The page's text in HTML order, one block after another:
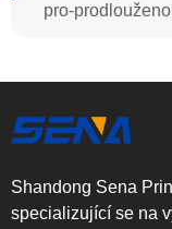
pro-
Shandong Sena
specializující se na